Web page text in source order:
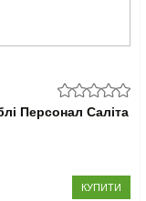
Персонал Саліта
КУПИТИ